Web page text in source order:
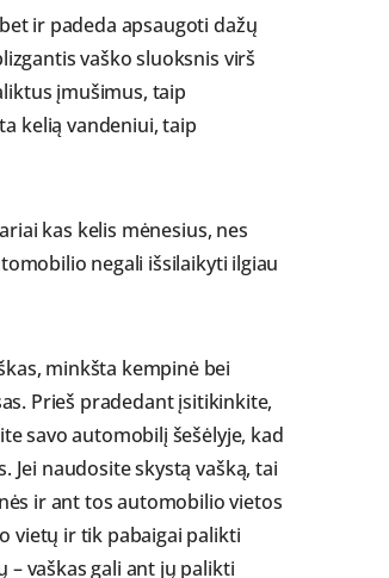
ir padeda apsaugoti dažų
vaško sluoksnis virš
įmušimus, taip
kelią vandeniui, taip
kas kelis mėnesius, nes
negali išsilaikyti ilgiau
minkšta kempinė bei
Prieš pradedant įsitikinkite,
savo automobilį šešėlyje, kad
naudosite skystą vašką, tai
ir ant tos automobilio vietos
vietų ir tik pabaigai palikti
vaškas gali ant jų palikti